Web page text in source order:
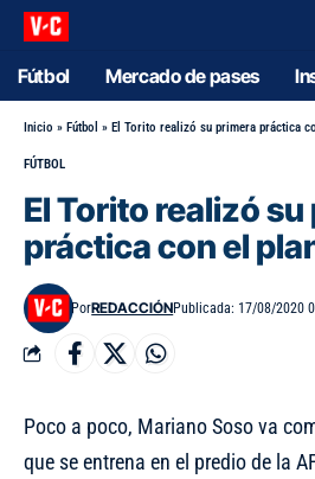
Fútbol Mercado de pases
Inicio » Fútbol » El Torito realizó su primera práctica
FÚTBOL
El Torito realizó
práctica con el
PorREDACCIÓNPublicada: 17/08/2020
Poco a poco, Mariano Soso va
que se entrena en el predio de la